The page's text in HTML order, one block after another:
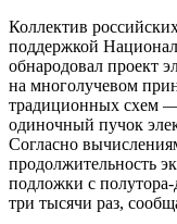
Коллектив
поддержкой
обнародовал проект
на многолучевом
традиционных схем
одиночный пучок
Согласно
продолжительность
подложки с
три тысячи раз,